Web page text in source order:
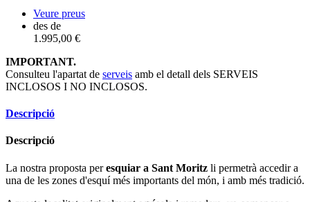
Copy
Link
Veure preus
des de
1.995,00 €
IMPORTANT.
Consulteu l'apartat de serveis amb el detall dels SERVEIS
INCLOSOS I NO INCLOSOS.
Descripció
Descripció
La nostra proposta peresquiar a Sant Moritz li permetrà accedir a
una de les zones d'esquí més importants del món, i amb més tradició.